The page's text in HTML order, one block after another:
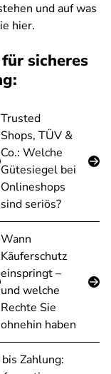
und auf was
hier.
sicheres
Trusted
Shops, TÜV &
Co.: Welche
Gütesiegel bei
Onlineshops
sind seriös?
Wann
Käuferschutz
einspringt –
und welche
Rechte Sie
ohnehin haben
Zahlung: